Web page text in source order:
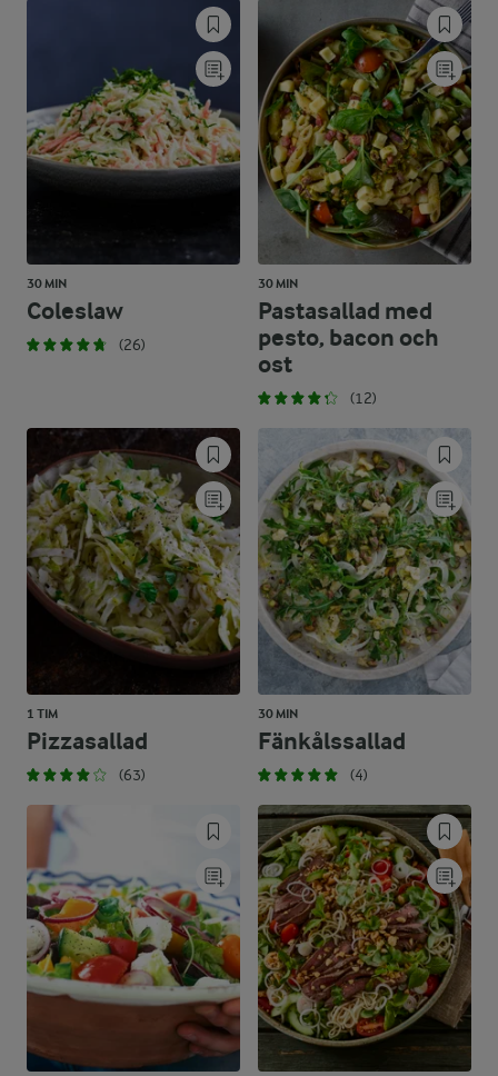
30 MIN
Coleslaw
(26)
30 MIN
Pastasallad med
pesto, bacon och
ost
(12)
1 TIM
Pizzasallad
(63)
30 MIN
Fänkålssallad
(4)